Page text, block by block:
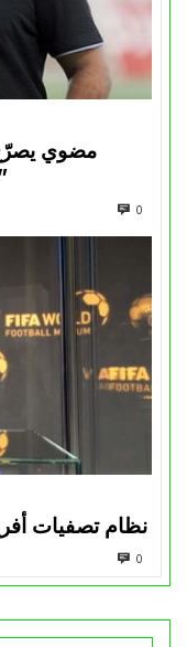
مضوي
الجزائرية في
0
نظام تصفيات
0